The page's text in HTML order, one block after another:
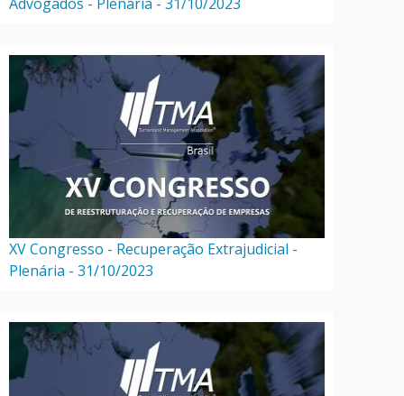
XV Congresso - Recuperação Extrajudicial -
Plenária - 31/10/2023